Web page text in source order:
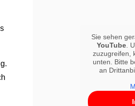
Sie sehen
YouTube .
zuzugreifen,
unten. Bitte
an